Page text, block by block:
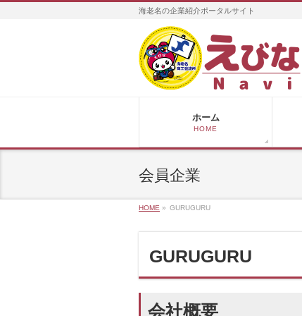
海老名の企業紹介ポータルサイト
ホーム
HOME
会員企業
HOME » GURUGURU
GURUGURU
会社概要